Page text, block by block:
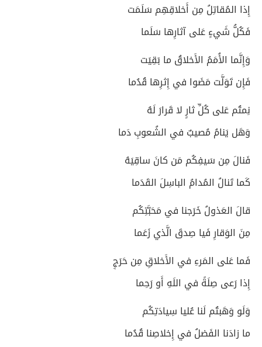
إِذا المُقاتِلُ مِن أَخلاقِهِم سَلَمَت
فَكُلُّ شَيءٍ عَلى آثارِها سَلَما
وَإِنَّما الأُمَمُ الأَخلاقُ ما بَقِيَت
فَإِن تَوَلَّت مَضَوا في إِثرِها قُدُما
نِمتُم عَلى كُلِّ ثارٍ لا قَرارَ لَهُ
وَهَل يَنامُ مُصيبٌ في الشُعوبِ دَما
فَنالَ مِن سَيفِكُم مَن كانَ ساقِيَهُ
كَما تَنالُ المُدامُ الباسِلَ القَدَما
قالَ العَذولُ خَرَجنا في مَحَبَّتِكُم
مِنَ الوَقارِ فَيا صِدقَ الَّذي زَعَما
فَما عَلى المَرءِ في الأَخلاقِ مِن حَرَجٍ
إِذا رَعى صِلَةً في اللَهِ أَو رَحِما
وَلَو وَهَبتُم لَنا عُليا سِيادَتِكُم
ما زادَنا الفَضلُ في إِخلاصِنا قُدُما